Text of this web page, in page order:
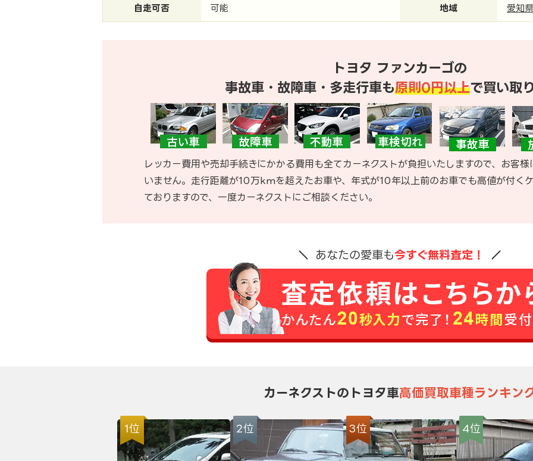
自走可否 可能 地域 愛知県
トヨタ ファンカーゴの
事故車・故障車・多走行車も原則0円以上で買い取
レッカー費用や売却手続きにかかる費用も全てカーネクストが負担いたしますので、お客
いません。走行距離が10万kmを超えたお車や、年式が10年以上前のお車でも高値が付く
ておりますので、一度カーネクストにご相談ください。
あなたの愛車も今すぐ無料査定！
カーネクストのトヨタ車高価買取車種ランキン
1位 2位 3位 4位